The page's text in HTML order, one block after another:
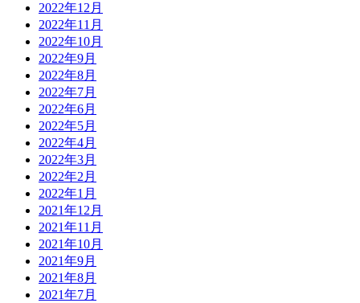
2022年12月
2022年11月
2022年10月
2022年9月
2022年8月
2022年7月
2022年6月
2022年5月
2022年4月
2022年3月
2022年2月
2022年1月
2021年12月
2021年11月
2021年10月
2021年9月
2021年8月
2021年7月